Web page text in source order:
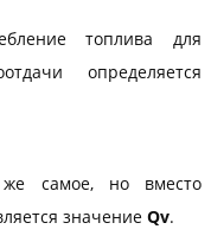
топлива для
определяется
самое, но вместо
значение Qv.